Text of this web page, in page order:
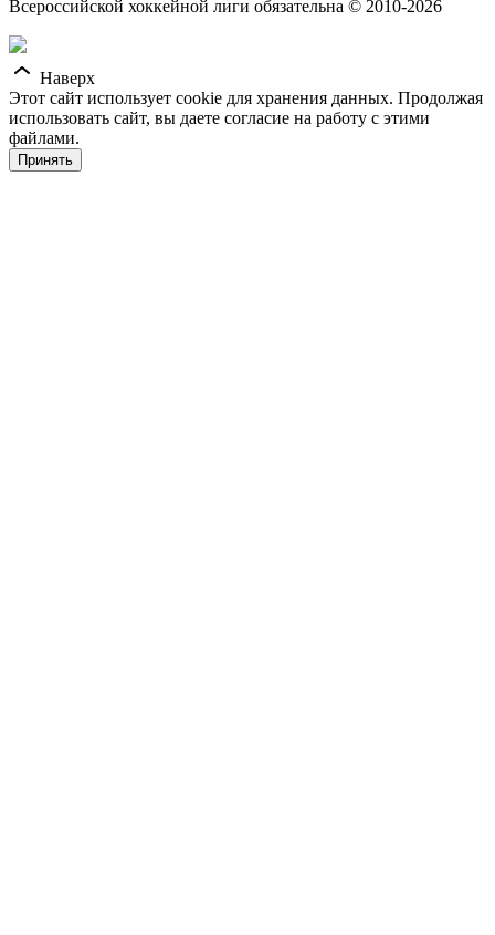
Всероссийской хоккейной лиги обязательна © 2010-2026
Наверх
Этот сайт использует cookie для хранения данных. Продолжая
использовать сайт, вы даете согласие на работу с этими
файлами.
Принять